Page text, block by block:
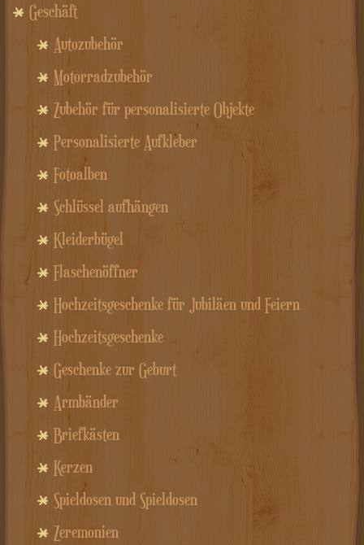
Geschäft
Autozubehör
Motorradzubehör
Zubehör für personalisierte Objekte
Personalisierte Aufkleber
Fotoalben
Schlüssel aufhängen
Kleiderbügel
Flaschenöffner
Hochzeitsgeschenke für Jubiläen und Feiern
Hochzeitsgeschenke
Geschenke zur Geburt
Armbänder
Briefkästen
Kerzen
Spieldosen und Spieldosen
Zeremonien